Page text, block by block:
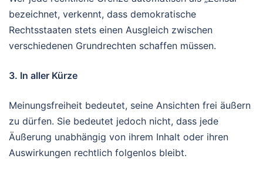
bezeichnet, verkennt, dass demokratische
Rechtsstaaten stets einen Ausgleich zwischen
verschiedenen Grundrechten schaffen müssen.
3. In aller Kürze
Meinungsfreiheit bedeutet, seine Ansichten frei äußern
zu dürfen. Sie bedeutet jedoch nicht, dass jede
Äußerung unabhängig von ihrem Inhalt oder ihren
Auswirkungen rechtlich folgenlos bleibt.